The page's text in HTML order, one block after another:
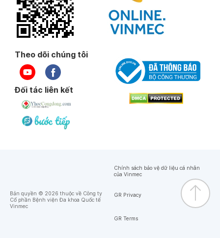
Theo dõi chúng tôi
Đối tác liên kết
Bản quyền © 2026 thuộc về Công ty
Cổ phần Bệnh viện Đa khoa Quốc tế
Vinmec
Chính sách bảo vệ dữ liệu cá nhân
của Vinmec
GR Privacy
GR Terms